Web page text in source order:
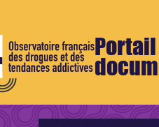
Portail
Sélectionner un type